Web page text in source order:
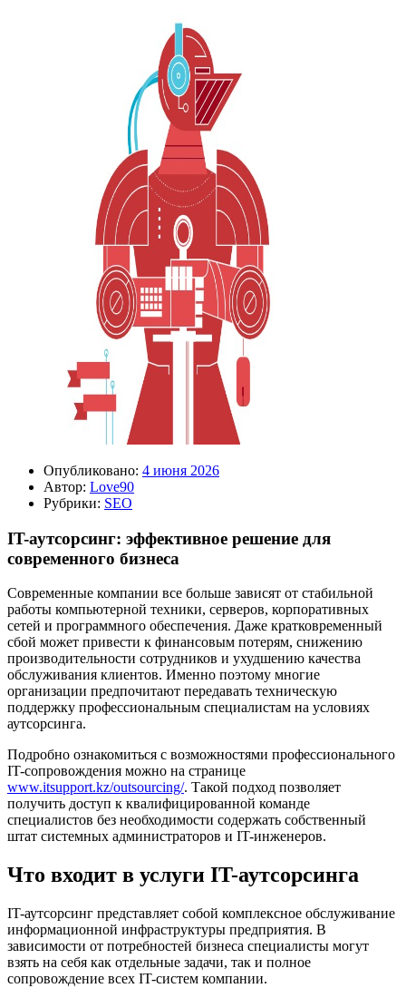
Опубликовано: 4 июня 2026
Автор: Love90
Рубрики: SEO
IT-аутсорсинг: эффективное решение для
современного бизнеса
Современные компании все больше зависят от стабильной
работы компьютерной техники, серверов, корпоративных
сетей и программного обеспечения. Даже кратковременный
сбой может привести к финансовым потерям, снижению
производительности сотрудников и ухудшению качества
обслуживания клиентов. Именно поэтому многие
организации предпочитают передавать техническую
поддержку профессиональным специалистам на условиях
аутсорсинга.
Подробно ознакомиться с возможностями профессионального
IT-сопровождения можно на странице
www.itsupport.kz/outsourcing/. Такой подход позволяет
получить доступ к квалифицированной команде
специалистов без необходимости содержать собственный
штат системных администраторов и IT-инженеров.
Что входит в услуги IT-аутсорсинга
IT-аутсорсинг представляет собой комплексное обслуживание
информационной инфраструктуры предприятия. В
зависимости от потребностей бизнеса специалисты могут
взять на себя как отдельные задачи, так и полное
сопровождение всех IT-систем компании.